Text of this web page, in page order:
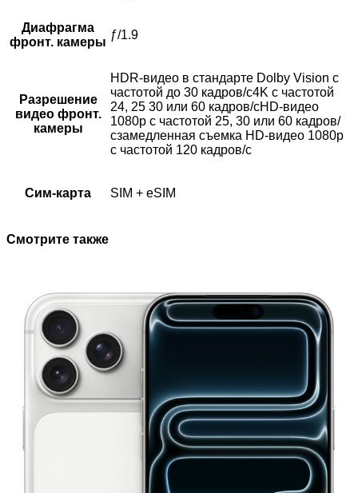
Диафрагма
фронт. камеры
ƒ/1.9
Разрешение
видео фронт.
камеры
HDR‑видео в стандарте Dolby Vision с
частотой до 30 кадров/с4K с частотой
24, 25 30 или 60 кадров/сHD-видео
1080p с частотой 25, 30 или 60 кадров/
сзамедленная съемка HD-видео 1080p
с частотой 120 кадров/с
Сим-карта SIM + eSIM
Смотрите также